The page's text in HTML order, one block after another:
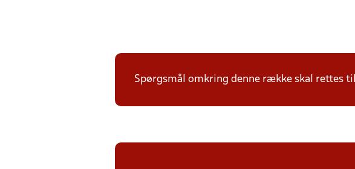
Spørgsmål omkring denne række skal rettes